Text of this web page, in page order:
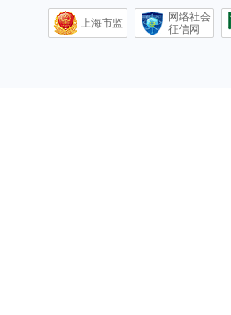
上海市监
网络社会
征信网